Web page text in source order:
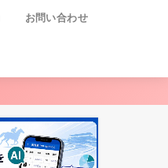
お問い合わせ